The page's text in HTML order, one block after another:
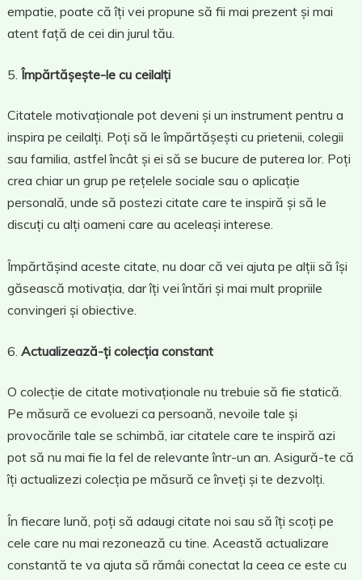
empatie, poate că îți vei propune să fii mai prezent și mai
atent față de cei din jurul tău.
Împărtășește-le cu ceilalți
Citatele motivaționale pot deveni și un instrument pentru a
inspira pe ceilalți. Poți să le împărtășești cu prietenii, colegii
sau familia, astfel încât și ei să se bucure de puterea lor. Poți
crea chiar un grup pe rețelele sociale sau o aplicație
personală, unde să postezi citate care te inspiră și să le
discuți cu alți oameni care au aceleași interese.
Împărtășind aceste citate, nu doar că vei ajuta pe alții să își
găsească motivația, dar îți vei întări și mai mult propriile
convingeri și obiective.
Actualizează-ți colecția constant
O colecție de citate motivaționale nu trebuie să fie statică.
Pe măsură ce evoluezi ca persoană, nevoile tale și
provocările tale se schimbă, iar citatele care te inspiră azi
pot să nu mai fie la fel de relevante într-un an. Asigură-te că
îți actualizezi colecția pe măsură ce înveți și te dezvolți.
În fiecare lună, poți să adaugi citate noi sau să îți scoți pe
cele care nu mai rezonează cu tine. Această actualizare
constantă te va ajuta să rămâi conectat la ceea ce este cu